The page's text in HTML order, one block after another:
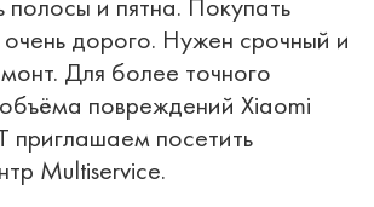
полосы и пятна. Покупать
дорого. Нужен срочный и
Для более точного
повреждений Xiaomi
приглашаем посетить
Multiservice.